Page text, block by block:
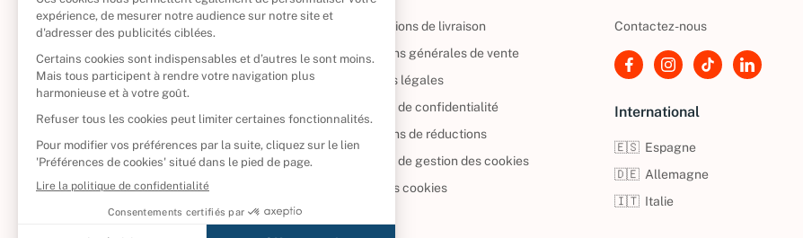
Politique de retour
Reprendre vos livres
Qui sommes-nous ?
CD d'occasion
DVD d'occasion
Livres d’occasion
Informations de livraison
Conditions générales de vente
Mentions légales
Politique de confidentialité
Conditions de réductions
Politique de gestion des cookies
Gérer vos cookies
Contactez-nous
International
🇪🇸 Espagne
🇩🇪 Allemagne
🇮🇹 Italie